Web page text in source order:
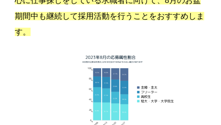
期間中も継続して採用活動を行うことをおすすめしま
す。